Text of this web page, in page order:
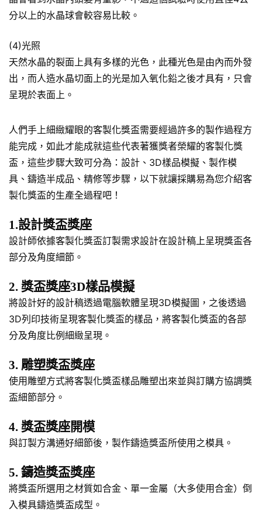
分以上的水晶球會較容易比較。
(4)光照
天然水晶的裂面上具有多樣的光色，此種光色是由內而外發
出，而人造水晶切面上的光是加入氧化鉛之後才具有，只會
呈現於表面上。
人們手上細緻耀眼的客製化獎盃需要經過許多的製作過程方
能完成，如此才能成就這些代表著獲獎者榮耀的客製化獎
盃，這些步驟大致可分為：設計、3D樣品模擬、製作模
具、鑄造半成品、精修等步驟，以下就讓採購易為您介紹客
製化獎盃的生產全過程吧！
1.設計獎盃獎座
設計師依據客製化獎盃訂製需求設計在設計稿上呈現獎盃各
部分及角度細節。
2. 獎盃獎座3D樣品模擬
將設計好的設計稿透過電腦軟體呈現3D模擬圖，之後透過
3D列印技術呈現客製化獎盃的樣品，將客製化獎盃的各部
分及角度比例細緻呈現。
3. 雕塑獎盃獎座
使用雕塑方式將客製化獎盃樣品雕塑出來並與訂購方協調獎
盃細節部分。
4. 獎盃獎座開模
與訂製方溝通好細節後，製作鑄造獎盃所使用之模具。
5. 鑄造獎盃獎座
將獎盃所選用之材質如合金、單一金屬（大多使用合金）倒
入模具鑄造獎盃成型。